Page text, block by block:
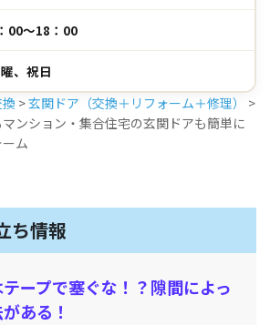
00～18：00
、祝日
>玄関ドア（交換＋リフォーム＋修理）
>
ンション・集合住宅の玄関ドアも簡単に
ム
ち情報
ープで塞ぐな！？隙間によっ
ある！